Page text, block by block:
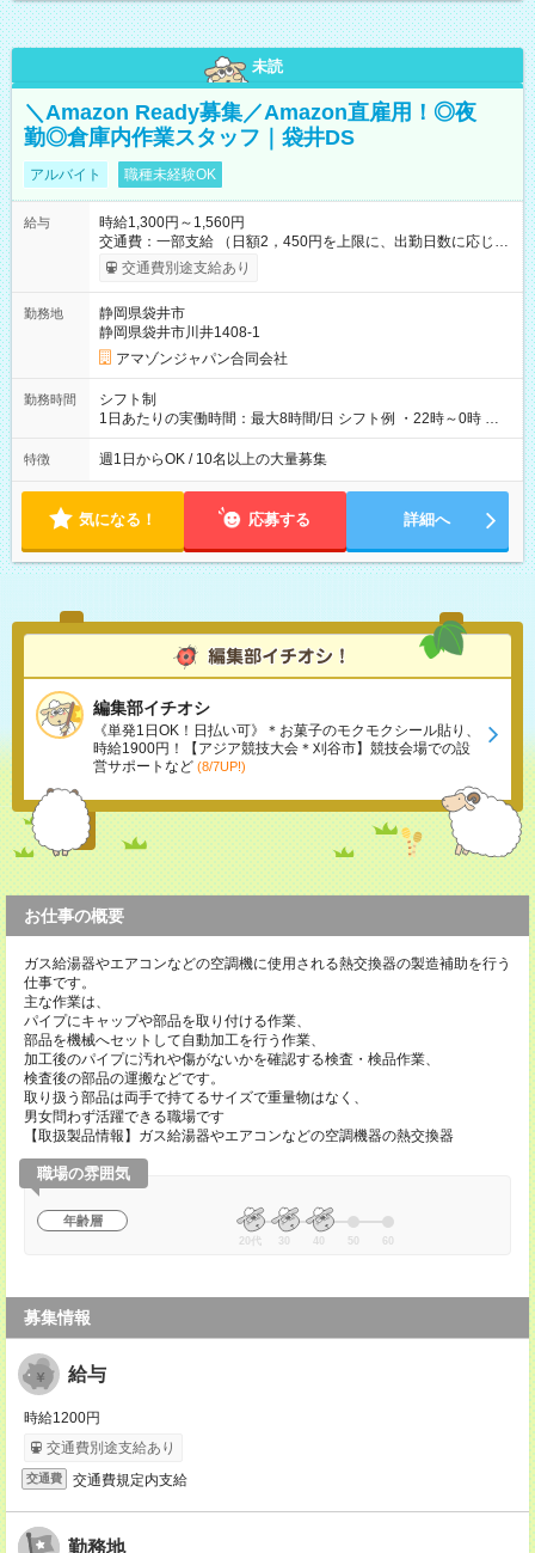
未読
＼Amazon Ready募集／Amazon直雇用！◎夜
勤◎倉庫内作業スタッフ｜袋井DS
アルバイト 職種未経験OK
給与
時給1,300円～1,560円
交通費：一部支給 （日額2，450円を上限に、出勤日数に応じて
実費支給） ※22:00～翌5:00までは時給25%UP！ ■給与前払い
制度あり ※前払い額の上限あり、手数料無料（Amazon負担）
交通費別途支給あり
勤務地
静岡県袋井市
静岡県袋井市川井1408-1
アマゾンジャパン合同会社
勤務時間
シフト制
1日あたりの実働時間：最大8時間/日 シフト例 ・22時～0時 入
社後、就業可能シフトをご確認の上、申請してください。
特徴 週1日からOK / 10名以上の大量募集
気になる！ 応募する 詳細へ
編集部イチオシ
《単発1日OK！日払い可》＊お菓子のモクモクシール貼り、
時給1900円！【アジア競技大会＊刈谷市】競技会場での設
営サポートなど (8/7UP!)
お仕事の概要
ガス給湯器やエアコンなどの空調機に使用される熱交換器の製造補助を行う
仕事です。
主な作業は、
パイプにキャップや部品を取り付ける作業、
部品を機械へセットして自動加工を行う作業、
加工後のパイプに汚れや傷がないかを確認する検査・検品作業、
検査後の部品の運搬などです。
取り扱う部品は両手で持てるサイズで重量物はなく、
男女問わず活躍できる職場です
【取扱製品情報】ガス給湯器やエアコンなどの空調機器の熱交換器
職場の雰囲気
年齢層
20代 30 40 50 60
募集情報
給与
時給1200円
交通費別途支給あり
交通費 交通費規定内支給
勤務地